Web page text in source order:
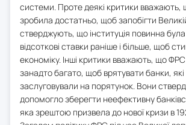
системи. Проте деякі критики
зробила достатньо, щоб запобігти
стверджують, що інституція повинна
відсоткові ставки раніше і більше, щоб
економіку. Інші критики вважають, що
занадто багато, щоб врятувати банки,
заслуговували на порятунок. Вони
допомогло зберегти неефективну
яка зрештою призвела до нової кризи в